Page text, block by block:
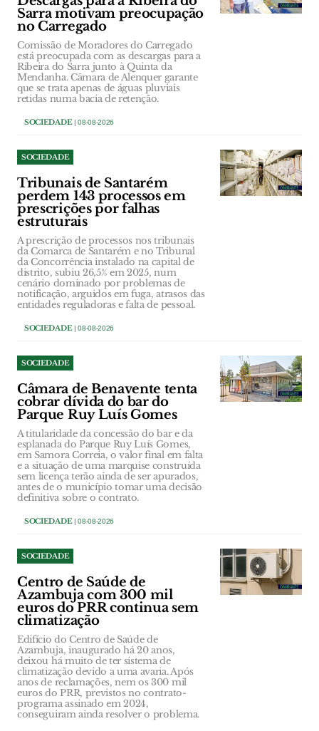
Sarra motivam preocupação
no Carregado
Comissão de Moradores do Carregado
está preocupada com as descargas para a
Ribeira do Sarra junto à Quinta da
Mendanha. Câmara de Alenquer garante
que se trata apenas de águas pluviais
retidas numa bacia de retenção.
SOCIEDADE| 08-08-2026
SOCIEDADE
Tribunais de Santarém
perdem 143 processos em
prescrições por falhas
estruturais
A prescrição de processos nos tribunais
da Comarca de Santarém e no Tribunal
da Concorrência instalado na capital de
distrito, subiu 26,5% em 2025, num
cenário dominado por problemas de
notificação, arguidos em fuga, atrasos das
entidades reguladoras e falta de pessoal.
SOCIEDADE| 08-08-2026
SOCIEDADE
Câmara de Benavente tenta
cobrar dívida do bar do
Parque Ruy Luís Gomes
A titularidade da concessão do bar e da
esplanada do Parque Ruy Luís Gomes,
em Samora Correia, o valor final em falta
e a situação de uma marquise construída
sem licença terão ainda de ser apurados,
antes de o município tomar uma decisão
definitiva sobre o contrato.
SOCIEDADE| 08-08-2026
SOCIEDADE
Centro de Saúde de
Azambuja com 300 mil
euros do PRR continua sem
climatização
Edifício do Centro de Saúde de
Azambuja, inaugurado há 20 anos,
deixou há muito de ter sistema de
climatização devido a uma avaria. Após
anos de reclamações, nem os 300 mil
euros do PRR, previstos no contrato-
programa assinado em 2024,
conseguiram ainda resolver o problema.